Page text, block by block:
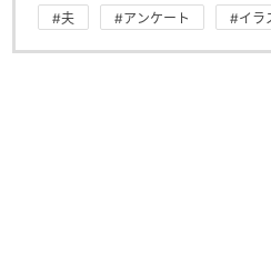
#夫 #アンケート #イラ